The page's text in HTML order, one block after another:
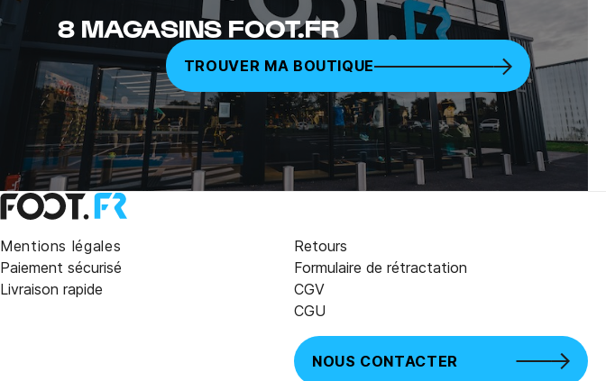
newsletter
8 MAGASINS FOOT.FR
TROUVER MA BOUTIQUE
Mentions légales
Paiement sécurisé
Livraison rapide
Retours
Formulaire de rétractation
CGV
CGU
NOUS CONTACTER